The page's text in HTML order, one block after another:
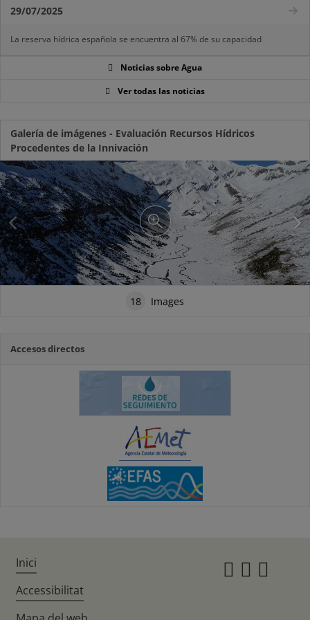
29/07/2025
La reserva hídrica española se encuentra al 67% de su capacidad
Noticias sobre Agua
Ver todas las noticias
Galería de imágenes - Evaluación Recursos Hídricos
Procedentes de la Innivación
18 Images
Accesos directos
Inici
Accessibilitat